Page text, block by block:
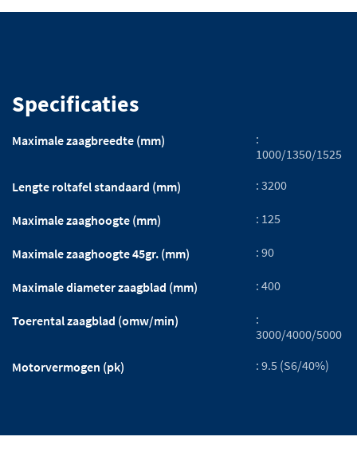
Specificaties
Maximale zaagbreedte (mm)
:
1000/1350/1525
Lengte roltafel standaard (mm) : 3200
Maximale zaaghoogte (mm) : 125
Maximale zaaghoogte 45gr. (mm) : 90
Maximale diameter zaagblad (mm) : 400
Toerental zaagblad (omw/min)
:
3000/4000/5000
Motorvermogen (pk) : 9.5 (S6/40%)